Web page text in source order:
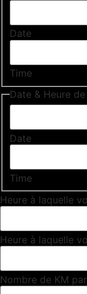
Date
Time
Date & Heure
Date
Time
Heure à laquelle
Heure à laquelle
Nombre de KM